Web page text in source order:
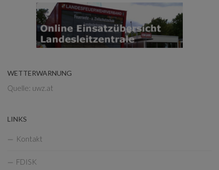
WETTERWARNUNG
Quelle: uwz.at
LINKS
Kontakt
FDISK